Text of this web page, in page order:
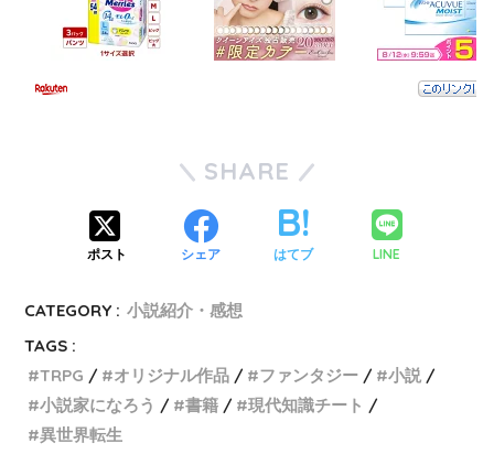
SHARE
ポスト シェア はてブ LINE
CATEGORY : 小説紹介・感想
TAGS :
TRPG
オリジナル作品 ファンタジー
小説
小説家になろう
書籍
現代知識チート
異世界転生